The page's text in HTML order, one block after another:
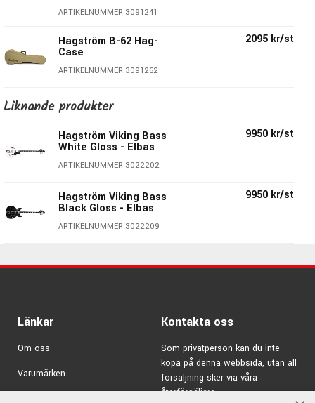
som är helt ny med senaste elektroniken &
Specifikation Viking Bass:
Modellbeteckning:
Kropp:
Maple - 20 medium jumbo-band / 30,75” Mensur
Greppbräda:Resinator Wood - 15” Radie
Översadel:40mm
Stämskruvar:Hagström Design 17:1 Die Cast
Stall:
Halsinfästning:Set Neck
Pickupswitch:6-läges
revolutionerande dragstång!
Alla Hagströms elgitarrer & basar har den patenterade H-
Expandern som har en H-profil som namnet hintar om.
Det är en förstärkning till dragstången som är otroligt lätt,
ARTIKELNUMMER 3091241
Hagström B-62 Hag-
Case
ARTIKELNUMMER 3091262
2095 kr/st
Liknande produkter
Hagström Viking Bass
White Gloss - Elbas
ARTIKELNUMMER 3022202
9950 kr/st
Hagström Viking Bass
Black Gloss - Elbas
ARTIKELNUMMER 3022209
9950 kr/st
Länkar
Om oss
Varumärken
Kontakta oss
Som privatperson kan du inte
köpa på denna webbsida, utan all
försäljning sker via våra
återförsäljare.